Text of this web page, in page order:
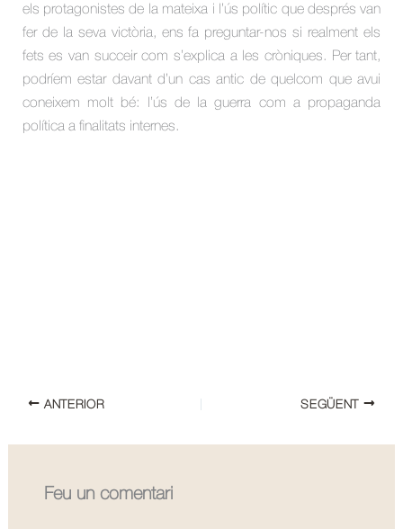
els protagonistes de la mateixa i l’ús polític que després van
fer de la seva victòria, ens fa preguntar-nos si realment els
fets es van succeir com s’explica a les cròniques. Per tant,
podríem estar davant d’un cas antic de quelcom que avui
coneixem molt bé: l’ús de la guerra com a propaganda
política a finalitats internes.
ANTERIOR SEGÜENT
Feu un comentari